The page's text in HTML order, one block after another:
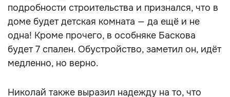
подробности строительства и признался, что в
доме будет детская комната — да ещё и не
одна! Кроме прочего, в особняке Баскова
будет 7 спален. Обустройство, заметил он, идёт
медленно, но верно.
Николай также выразил надежду на то, что